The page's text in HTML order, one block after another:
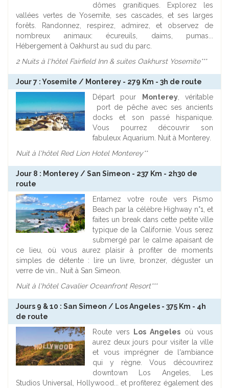
dômes granitiques. Explorez les
vallées vertes de Yosemite, ses cascades, et ses larges
forêts. Randonnez, respirez, admirez, et observez de
nombreux animaux: écureuils, daims, pumas...
Hébergement à Oakhurst au sud du parc.
2 Nuits à l'hôtel Fairfield Inn & suites Oakhurst Yosemite***
Jour 7 : Yosemite / Monterey - 279 Km - 3h de route
Départ pour
Monterey, véritable
port de pêche avec ses ancients
docks et son passé hispanique.
Vous pourrez découvrir son
fabuleux Aquarium. Nuit à Monterey.
Nuit à l'hôtel Red Lion Hotel Monterey**
Jour 8 : Monterey / San Simeon - 237 Km - 2h30 de
route
Entamez votre route vers Pismo
Beach par la célèbre Highway n°1, et
faites un break dans cette petite ville
typique de la Californie. Vous serez
submergé par le calme apaisant de
ce lieu, où vous aurez plaisir à profiter de moments
simples de détente : lire un livre, bronzer, déguster un
verre de vin… Nuit à San Simeon.
Nuit à l'hôtel Cavalier Oceanfront Resort***
Jours 9 & 10 : San Simeon / Los Angeles - 375 Km - 4h
de route
Route vers Los Angeles où vous
aurez deux jours pour visiter la ville
et vous imprégner de l'ambiance
qui y règne. Vous découvrirez
downtown Los Angeles, Les
Studios Universal, Hollywood... et profiterez également des